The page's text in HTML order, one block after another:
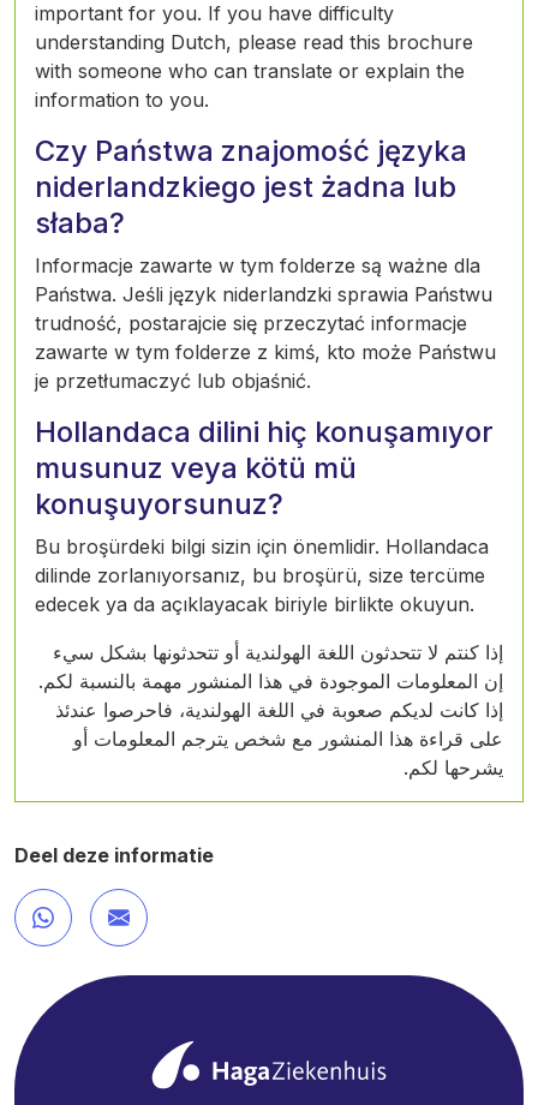
important for you. If you have difficulty
understanding Dutch, please read this brochure
with someone who can translate or explain the
information to you.
Czy Państwa znajomość języka
niderlandzkiego jest żadna lub
słaba?
Informacje zawarte w tym folderze są ważne dla
Państwa. Jeśli język niderlandzki sprawia Państwu
trudność, postarajcie się przeczytać informacje
zawarte w tym folderze z kimś, kto może Państwu
je przetłumaczyć lub objaśnić.
Hollandaca dilini hiç konuşamıyor
musunuz veya kötü mü
konuşuyorsunuz?
Bu broşürdeki bilgi sizin için önemlidir. Hollandaca
dilinde zorlanıyorsanız, bu broşürü, size tercüme
edecek ya da açıklayacak biriyle birlikte okuyun.
إذا كنتم لا تتحدثون اللغة الهولندية أو تتحدثونها بشكل سيء
إن المعلومات الموجودة في هذا المنشور مهمة بالنسبة لكم.
إذا كانت لديكم صعوبة في اللغة الهولندية، فاحرصوا عندئذ
على قراءة هذا المنشور مع شخص يترجم المعلومات أو
يشرحها لكم.
Deel deze informatie